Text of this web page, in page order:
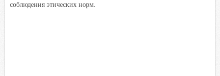
соблюдения этических норм.